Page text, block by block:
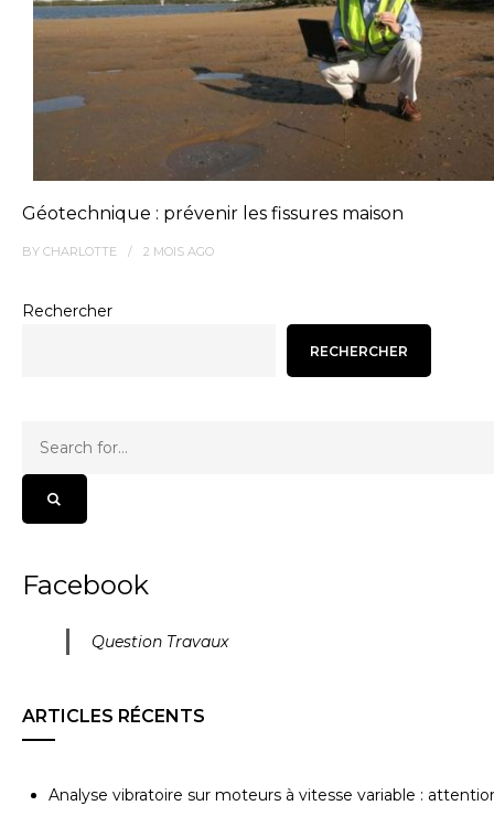
Géotechnique : prévenir les fissures maison
BY CHARLOTTE 2 MOIS AGO
Rechercher
RECHERCHER
Facebook
Question Travaux
ARTICLES RÉCENTS
Analyse vibratoire sur moteurs à vitesse variable :